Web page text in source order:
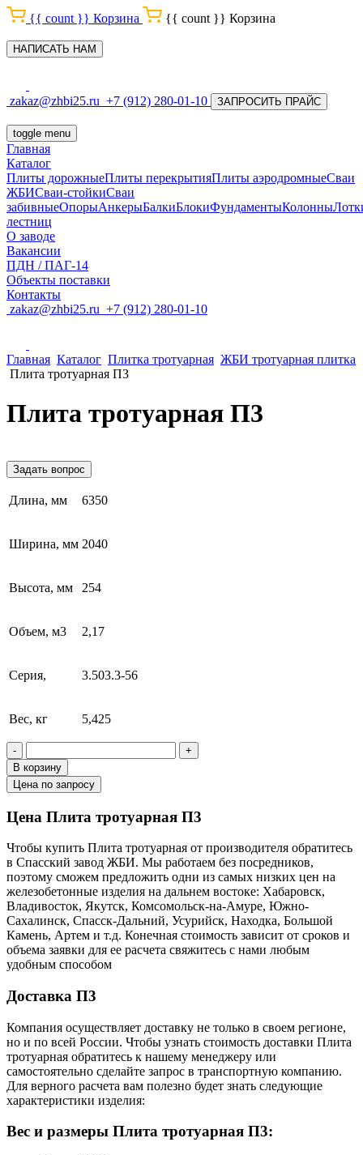
{{ count }} Корзина {{ count }} Корзина
НАПИСАТЬ НАМ
zakaz@zhbi25.ru +7 (912) 280-01-10 ЗАПРОСИТЬ ПРАЙС
toggle menu
Главная
Каталог
Плиты дорожныеПлиты перекрытияПлиты аэродромныеСваи
ЖБИСваи-стойкиСваи
забивныеОпорыАнкерыБалкиБлокиФундаментыКолонны
лестниц
О заводе
Вакансии
ПДН / ПАГ-14
Объекты поставки
Контакты
zakaz@zhbi25.ru +7 (912) 280-01-10
Главная Каталог Плитка тротуарная ЖБИ тротуарная плитка
Плита тротуарная П3
Плита тротуарная П3
Задать вопрос
Длина, мм 6350
Ширина, мм 2040
Высота, мм 254
Объем, м3 2,17
Серия, 3.503.3-56
Вес, кг 5,425
-
+
В корзину
Цена по запросу
Цена Плита тротуарная П3
Чтобы купить Плита тротуарная от производителя обратитесь
в Cпасский завод ЖБИ. Мы работаем без посредников,
поэтому сможем предложить одни из самых низких цен на
железобетонные изделия на дальнем востоке: Хабаровск,
Владивосток, Якутск, Комсомольск-на-Амуре, Южно-
Сахалинск, Спасск-Дальний, Усурийск, Находка, Большой
Камень, Артем и т.д. Конечная стоимость зависит от сроков и
объема заявки для ее расчета свяжитесь с нами любым
удобным способом
Доставка П3
Компания осуществляет доставку не только в своем регионе,
но и по всей России. Чтобы узнать стоимость доставки Плита
тротуарная обратитесь к нашему менеджеру или
самостоятельно сделайте запрос в транспортную компанию.
Для верного расчета вам полезно будет знать следующие
характеристики изделия:
Вес и размеры Плита тротуарная П3: